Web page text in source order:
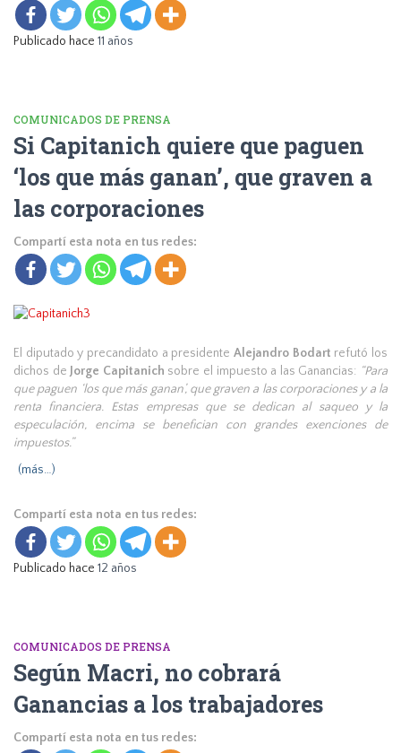
Publicado hace 11 años
COMUNICADOS DE PRENSA
Si Capitanich quiere que paguen
‘los que más ganan’, que graven a
las corporaciones
Compartí esta nota en tus redes:
El diputado y precandidato a presidente Alejandro Bodart refutó los
dichos de Jorge Capitanich sobre el impuesto a las Ganancias: “Para
que paguen ‘los que más ganan’, que graven a las corporaciones y a la
renta financiera. Estas empresas que se dedican al saqueo y la
especulación, encima se benefician con grandes exenciones de
impuestos.”
(más…)
Compartí esta nota en tus redes:
Publicado hace 12 años
COMUNICADOS DE PRENSA
Según Macri, no cobrará
Ganancias a los trabajadores
Compartí esta nota en tus redes: